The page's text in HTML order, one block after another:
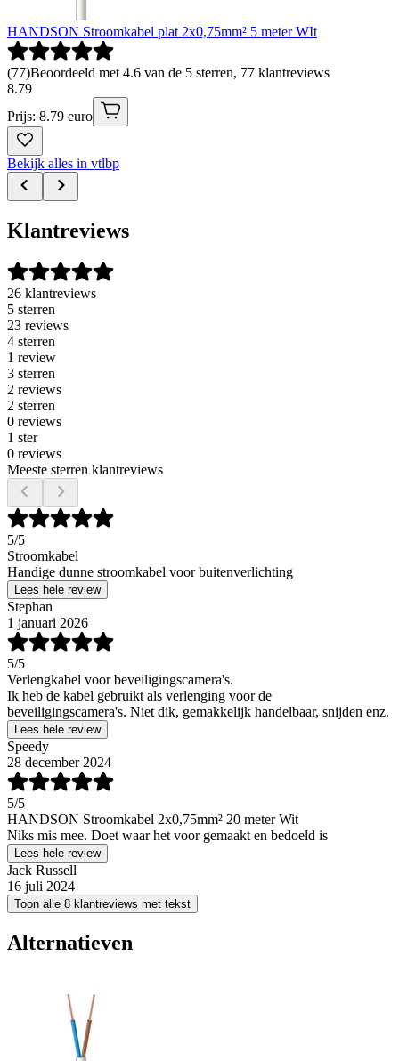
HANDSON Stroomkabel plat 2x0,75mm² 5 meter WIt
(77)Beoordeeld met 4.6 van de 5 sterren, 77 klantreviews
8.79
Prijs: 8.79 euro
Bekijk alles in vtlbp
Klantreviews
26 klantreviews
5 sterren
23 reviews
4 sterren
1 review
3 sterren
2 reviews
2 sterren
0 reviews
1 ster
0 reviews
Meeste sterren klantreviews
5/5
Stroomkabel
Handige dunne stroomkabel voor buitenverlichting
Lees hele review
Stephan
1 januari 2026
5/5
Verlengkabel voor beveiligingscamera's.
Ik heb de kabel gebruikt als verlenging voor de
beveiligingscamera's. Niet dik, gemakkelijk handelbaar, snijden enz.
Lees hele review
Speedy
28 december 2024
5/5
HANDSON Stroomkabel 2x0,75mm² 20 meter Wit
Niks mis mee. Doet waar het voor gemaakt en bedoeld is
Lees hele review
Jack Russell
16 juli 2024
Toon alle 8 klantreviews met tekst
Alternatieven